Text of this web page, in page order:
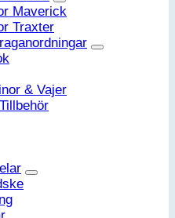
Maverick
Traxter
& Vajer